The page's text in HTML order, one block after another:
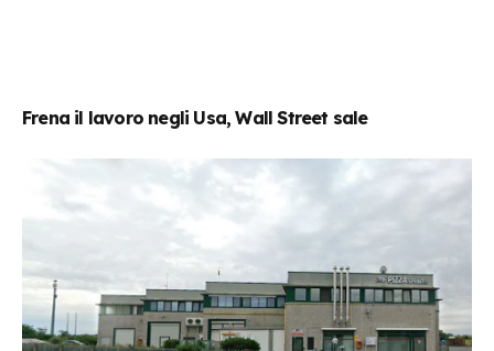
Frena il lavoro negli Usa, Wall Street sale